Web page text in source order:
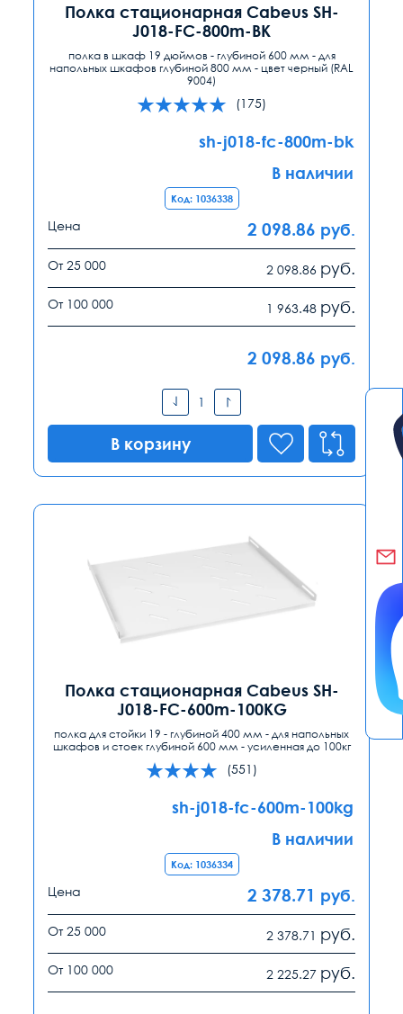
Полка стационарная Cabeus SH-
J018-FC-800m-BK
полка в шкаф 19 дюймов - глубиной 600 мм - для
напольных шкафов глубиной 800 мм - цвет черный (RAL
9004)
(175)
sh-j018-fc-800m-bk
В наличии
Код: 1036338
Цена 2 098.86 руб.
От 25 000 2 098.86 руб.
От 100 000 1 963.48 руб.
2 098.86 руб.
В корзину
Полка стационарная Cabeus SH-
J018-FC-600m-100KG
полка для стойки 19 - глубиной 400 мм - для напольных
шкафов и стоек глубиной 600 мм - усиленная до 100кг
(551)
sh-j018-fc-600m-100kg
В наличии
Код: 1036334
Цена 2 378.71 руб.
От 25 000 2 378.71 руб.
От 100 000 2 225.27 руб.